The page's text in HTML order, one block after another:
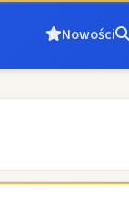
Nowości